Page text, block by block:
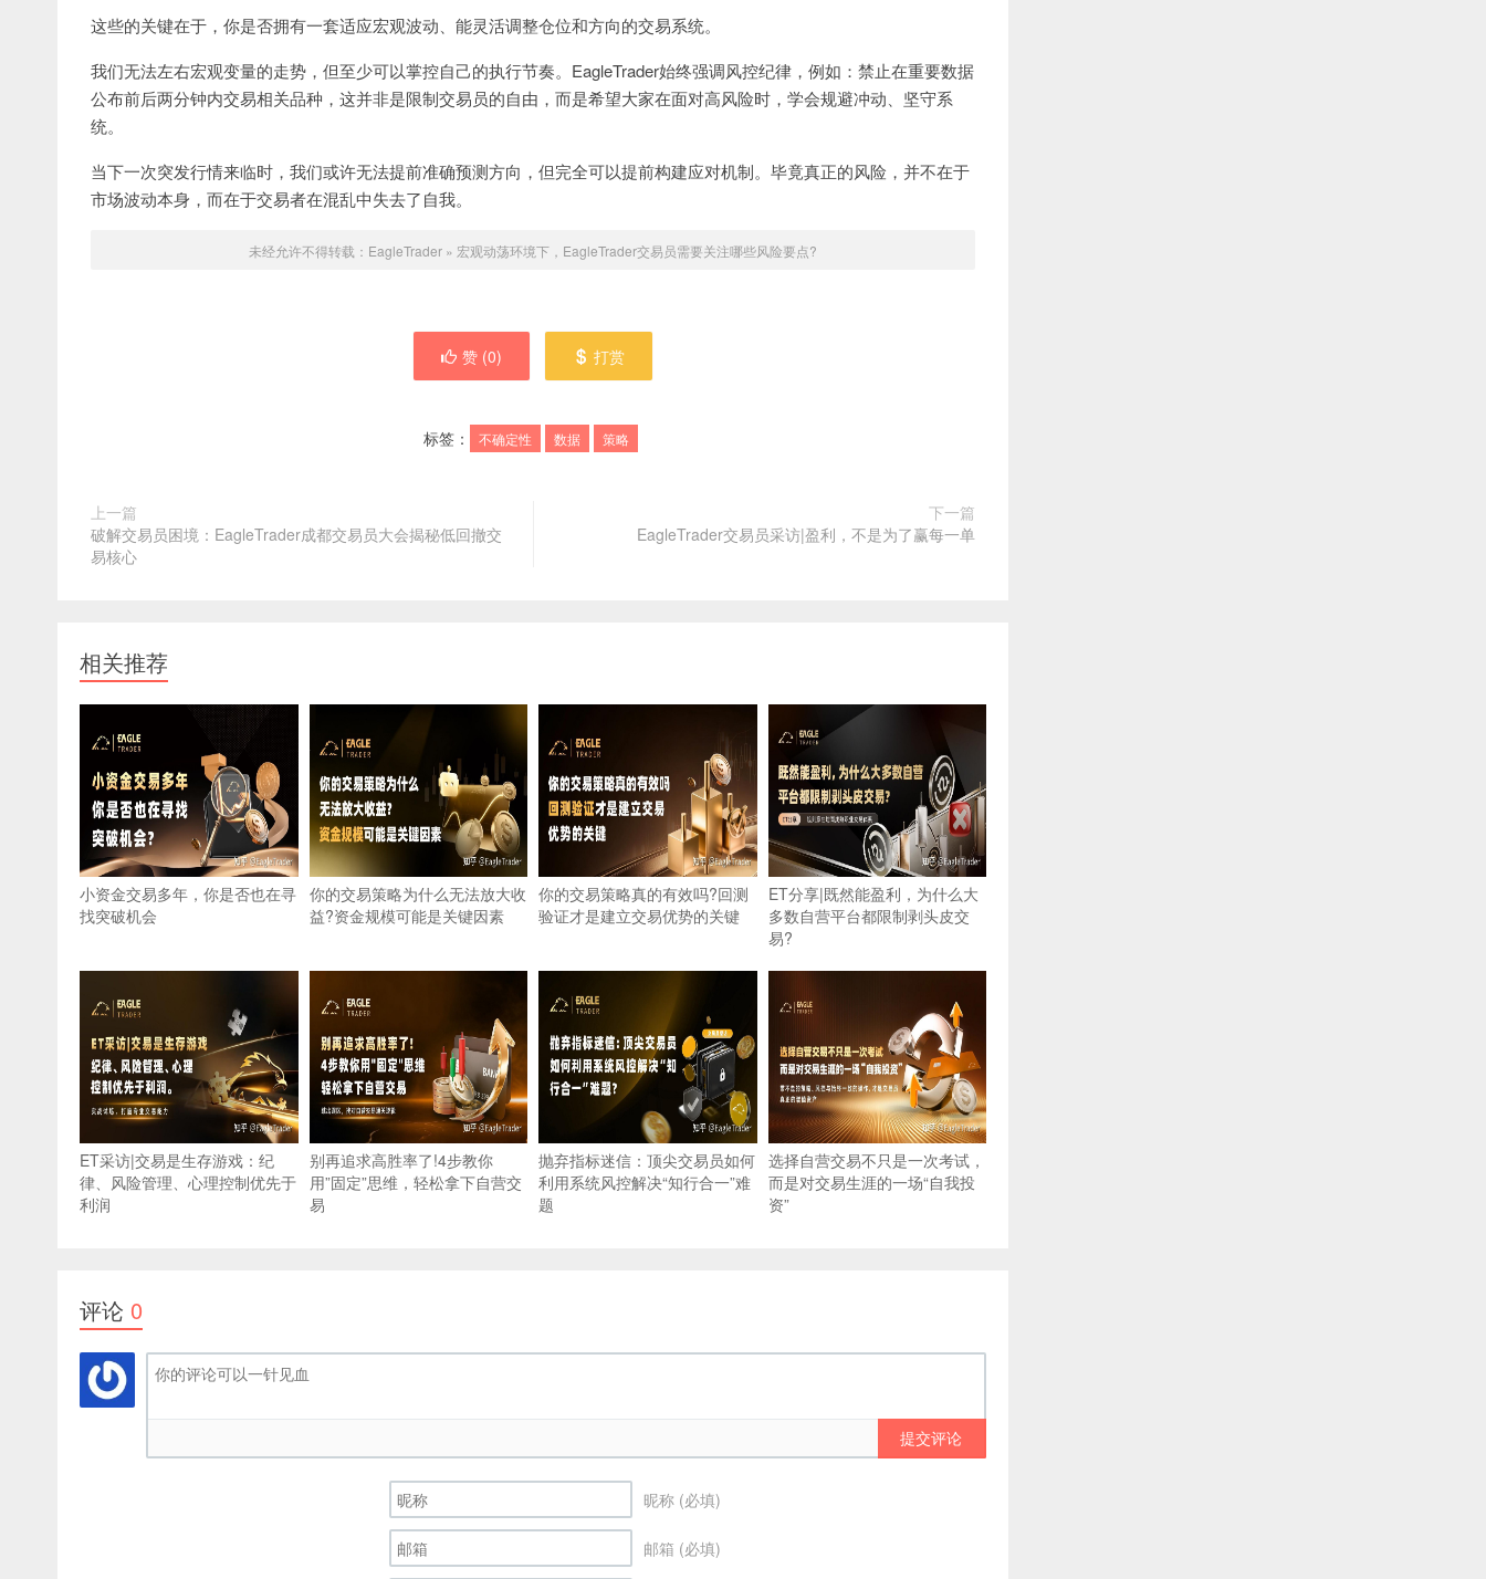
这些的关键在于，你是否拥有一套适应宏观波动、能灵活调整仓位和方向的交易系统。
我们无法左右宏观变量的走势，但至少可以掌控自己的执行节奏。EagleTrader始终强调风控纪律，例如：禁止在重要数据
公布前后两分钟内交易相关品种，这并非是限制交易员的自由，而是希望大家在面对高风险时，学会规避冲动、坚守系
统。
当下一次突发行情来临时，我们或许无法提前准确预测方向，但完全可以提前构建应对机制。毕竟真正的风险，并不在于
市场波动本身，而在于交易者在混乱中失去了自我。
未经允许不得转载： EagleTrader » 宏观动荡环境下，EagleTrader交易员需要关注哪些风险要点?
赞 (0) 打赏
标签： 不确定性 数据 策略
上一篇
破解交易员困境：EagleTrader成都交易员大会揭秘低回撤交
易核心
下一篇
EagleTrader交易员采访|盈利，不是为了赢每一单
相关推荐
小资金交易多年，你是否也在寻
找突破机会
你的交易策略为什么无法放大收
益?资金规模可能是关键因素
你的交易策略真的有效吗?回测
验证才是建立交易优势的关键
ET分享|既然能盈利，为什么大
多数自营平台都限制剥头皮交
易?
ET采访|交易是生存游戏：纪
律、风险管理、心理控制优先于
利润
别再追求高胜率了!4步教你
用”固定”思维，轻松拿下自营交
易
抛弃指标迷信：顶尖交易员如何
利用系统风控解决“知行合一”难
题
选择自营交易不只是一次考试，
而是对交易生涯的一场“自我投
资”
评论 0
提交评论
昵称 (必填)
邮箱 (必填)